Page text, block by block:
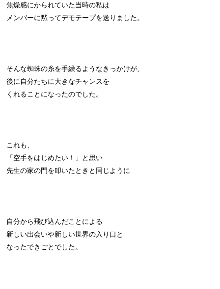
焦燥感にかられていた当時の私は
メンバーに黙ってデモテープを送りました。
そんな蜘蛛の糸を手繰るようなきっかけが、
後に自分たちに大きなチャンスを
くれることになったのでした。
これも、
「空手をはじめたい！」と思い
先生の家の門を叩いたときと同じように
自分から飛び込んだことによる
新しい出会いや新しい世界の入り口と
なったできごとでした。